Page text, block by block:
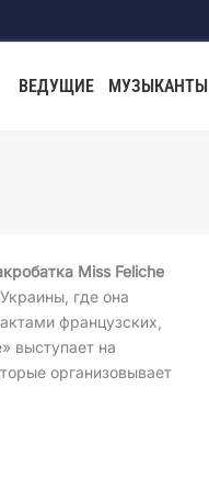
ВЕДУЩИЕ МУЗЫКАНТЫ
Miss Feliche
где она
французских,
выступает на
организовывает